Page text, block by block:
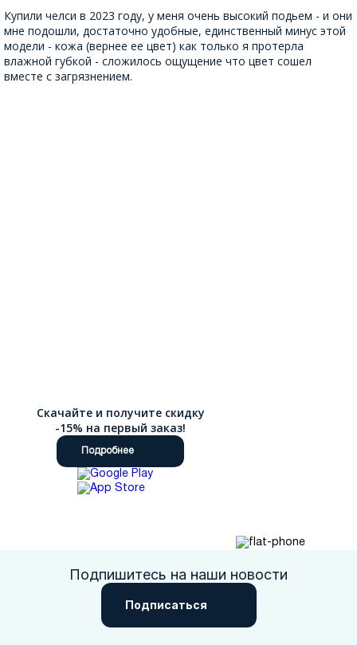
Купили челси в 2023 году, у меня очень высокий подьем - и они
мне подошли, достаточно удобные, единственный минус этой
модели - кожа (вернее ее цвет) как только я протерла
влажной губкой - сложилось ощущение что цвет сошел
вместе с загрязнением.
Скачайте и получите скидку
-15% на первый заказ!
Подробнее
Подпишитесь на наши новости
Подписаться